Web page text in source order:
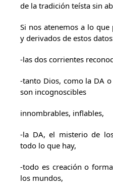
de la tradición teísta sin
Si nos atenemos a lo
y derivados de estos
-las dos corrientes
-tanto Dios, como la DA
son incognoscibles
innombrables, inflables,
-la DA, el misterio de
todo lo que hay,
-todo es creación o
los mundos,